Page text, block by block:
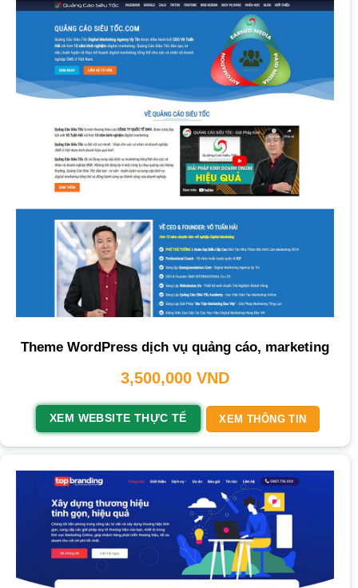
Theme WordPress dịch vụ quảng cáo, marketing
3,500,000 VND
XEM WEBSITE THỰC TẾ XEM THÔNG TIN